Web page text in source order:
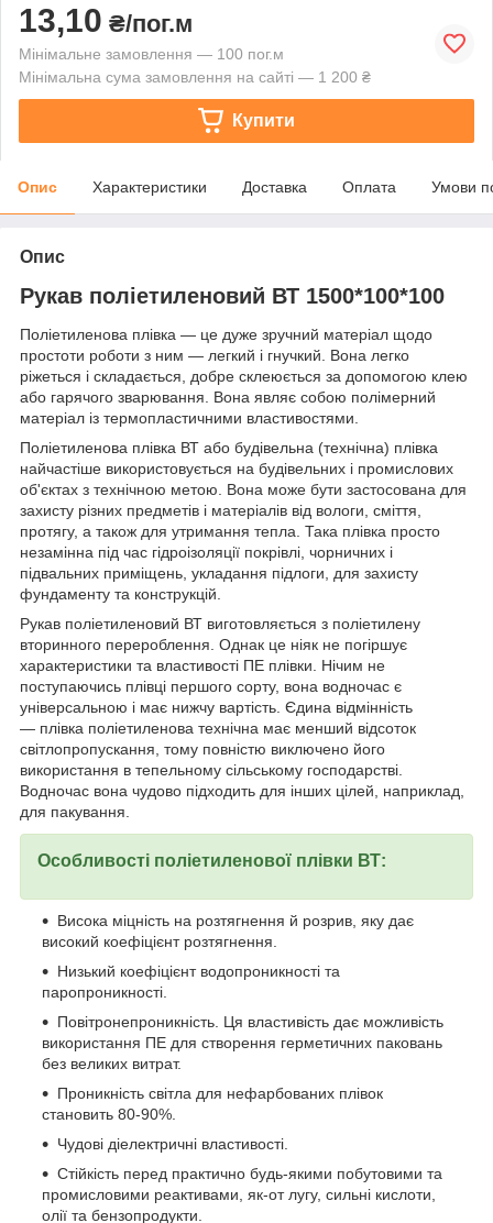
13,10 ₴/пог.м
Мінімальне замовлення — 100 пог.м
Мінімальна сума замовлення на сайті — 1 200 ₴
Купити
Опис Характеристики Доставка Оплата Умови
Опис
Рукав поліетиленовий ВТ 1500*100*100
Поліетиленова плівка — це дуже зручний матеріал щодо
простоти роботи з ним — легкий і гнучкий. Вона легко
ріжеться і складається, добре склеюється за допомогою клею
або гарячого зварювання. Вона являє собою полімерний
матеріал із термопластичними властивостями.
Поліетиленова плівка ВТ або будівельна (технічна) плівка
найчастіше використовується на будівельних і промислових
об'єктах з технічною метою. Вона може бути застосована для
захисту різних предметів і матеріалів від вологи, сміття,
протягу, а також для утримання тепла. Така плівка просто
незамінна під час гідроізоляції покрівлі, чорничних і
підвальних приміщень, укладання підлоги, для захисту
фундаменту та конструкцій.
Рукав поліетиленовий ВТ виготовляється з поліетилену
вторинного перероблення. Однак це ніяк не погіршує
характеристики та властивості ПЕ плівки. Нічим не
поступаючись плівці першого сорту, вона водночас є
універсальною і має нижчу вартість. Єдина відмінність
— плівка поліетиленова технічна має менший відсоток
світлопропускання, тому повністю виключено його
використання в тепельному сільському господарстві.
Водночас вона чудово підходить для інших цілей, наприклад,
для пакування.
Особливості поліетиленової плівки ВТ:
Висока міцність на розтягнення й розрив, яку дає
високий коефіцієнт розтягнення.
Низький коефіцієнт водопроникності та
паропроникності.
Повітронепроникність. Ця властивість дає можливість
використання ПЕ для створення герметичних паковань
без великих витрат.
Проникність світла для нефарбованих плівок
становить 80-90%.
Чудові діелектричні властивості.
Стійкість перед практично будь-якими побутовими та
промисловими реактивами, як-от лугу, сильні кислоти,
олії та бензопродукти.